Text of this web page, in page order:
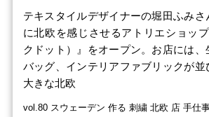
テキスタイルデザイナーの堀田ふみ
に北欧を感じさせるアトリエショッ
クドット）』をオープン。お店には、
バッグ、インテリアファブリックが並
大きな北欧
vol.80 スウェーデン 作る 刺繍 北欧 店 手仕